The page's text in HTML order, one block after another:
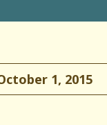
1, 2015